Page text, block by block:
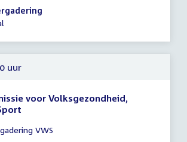
uur
voor Volksgezondheid,
VWS